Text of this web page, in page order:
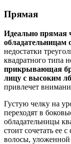
Прямая
Идеально прямая
обладательницам
недостатки
квадратного типа
прикрывающая
лицу с высоким
привлечет
Густую челку на
переходят в
обладательницы
стоит сочетать ее
волосы,